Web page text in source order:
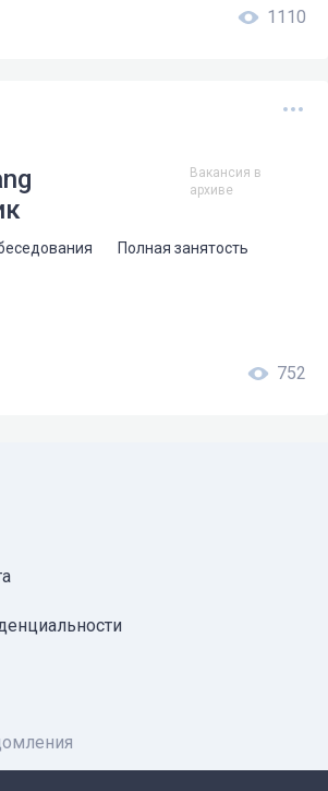
1110
Вакансия в
архиве
Полная занятость
752